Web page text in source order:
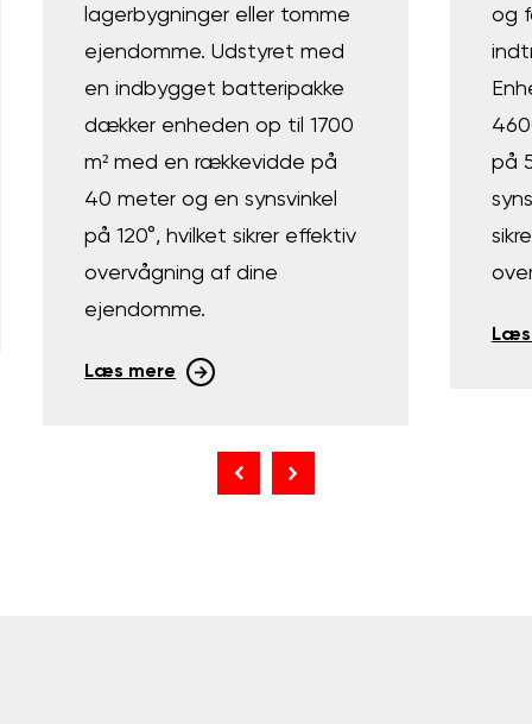
lagerbygninger eller tomme
ejendomme. Udstyret med
en indbygget batteripakke
dækker enheden op til 1700
m² med en rækkevidde på
40 meter og en synsvinkel
på 120°, hvilket sikrer effektiv
overvågning af dine
ejendomme.
Læs mere
og
på